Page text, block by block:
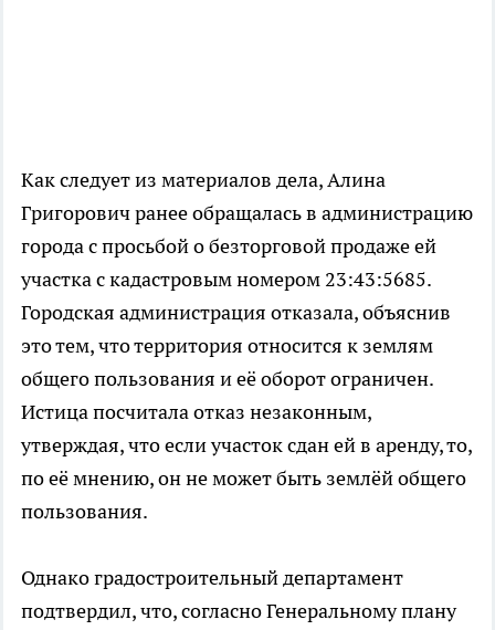
Как следует из материалов дела, Алина
Григорович ранее обращалась в администрацию
города с просьбой о безторговой продаже ей
участка с кадастровым номером 23:43:5685.
Городская администрация отказала, объяснив
это тем, что территория относится к землям
общего пользования и её оборот ограничен.
Истица посчитала отказ незаконным,
утверждая, что если участок сдан ей в аренду, то,
по её мнению, он не может быть землёй общего
пользования.
Однако градостроительный департамент
подтвердил, что, согласно Генеральному плану